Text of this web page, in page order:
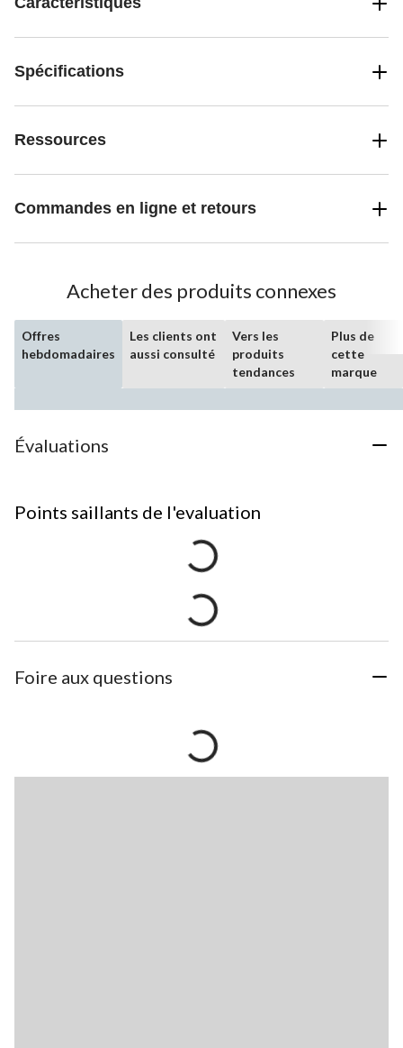
Spécifications
Ressources
Commandes en ligne et retours
Acheter des produits connexes
Offres
hebdomadaires
Les clients ont
aussi consulté
Vers les
produits
tendances
Plus de
cette
marque
Évaluations
Points saillants de l'evaluation
Foire aux questions